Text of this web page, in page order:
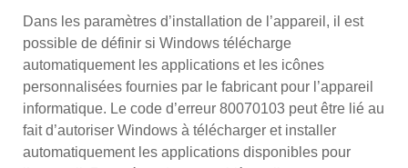
Dans les paramètres d’installation de l’appareil, il est
possible de définir si Windows télécharge
automatiquement les applications et les icônes
personnalisées fournies par le fabricant pour l’appareil
informatique. Le code d’erreur 80070103 peut être lié au
fait d’autoriser Windows à télécharger et installer
automatiquement les applications disponibles pour